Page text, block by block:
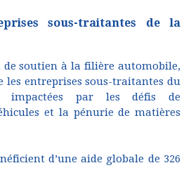
sous-traitantes de la
de soutien à la filière automobile,
les entreprises sous-traitantes du
impactées par les défis de
et la pénurie de matières
d’une aide globale de 326